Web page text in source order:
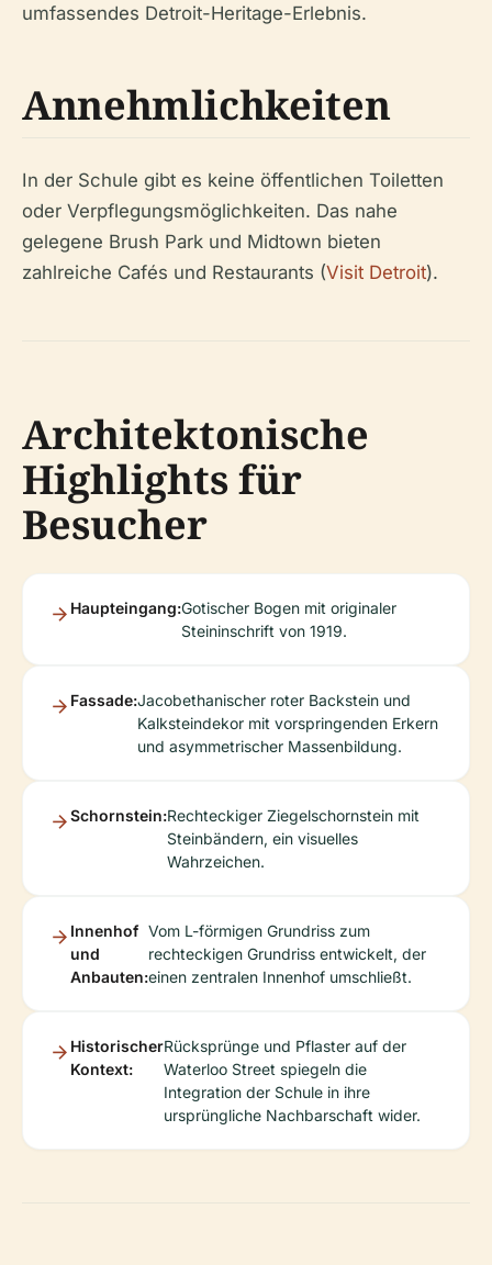
umfassendes Detroit-Heritage-Erlebnis.
Annehmlichkeiten
In der Schule gibt es keine öffentlichen Toiletten
oder Verpflegungsmöglichkeiten. Das nahe
gelegene Brush Park und Midtown bieten
zahlreiche Cafés und Restaurants (Visit Detroit).
Architektonische
Highlights für
Besucher
Haupteingang:Gotischer Bogen mit originaler
Steininschrift von 1919.
Fassade:Jacobethanischer roter Backstein und
Kalksteindekor mit vorspringenden Erkern
und asymmetrischer Massenbildung.
Schornstein:Rechteckiger Ziegelschornstein mit
Steinbändern, ein visuelles
Wahrzeichen.
Innenhof
und
Anbauten:
Vom L-förmigen Grundriss zum
rechteckigen Grundriss entwickelt, der
einen zentralen Innenhof umschließt.
Historischer
Kontext:
Rücksprünge und Pflaster auf der
Waterloo Street spiegeln die
Integration der Schule in ihre
ursprüngliche Nachbarschaft wider.